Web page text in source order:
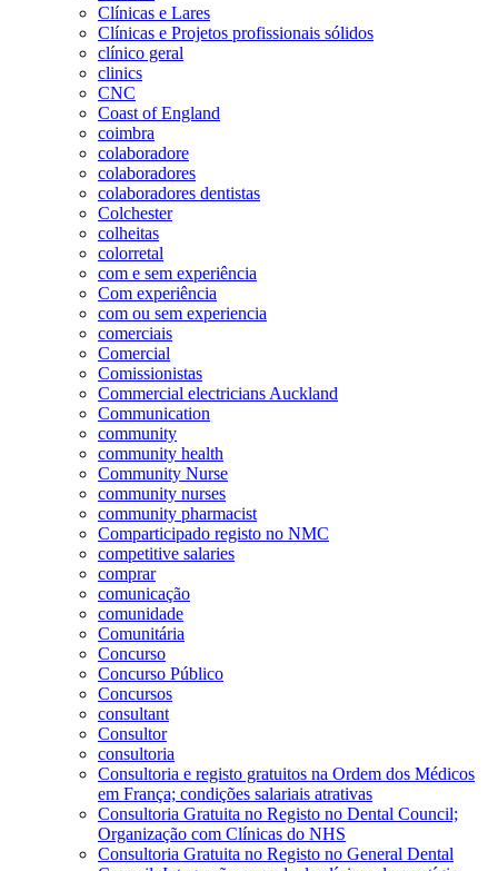
Clínicas e Lares
Clínicas e Projetos profissionais sólidos
clínico geral
clinics
CNC
Coast of England
coimbra
colaboradore
colaboradores
colaboradores dentistas
Colchester
colheitas
colorretal
com e sem experiência
Com experiência
com ou sem experiencia
comerciais
Comercial
Comissionistas
Commercial electricians Auckland
Communication
community
community health
Community Nurse
community nurses
community pharmacist
Comparticipado registo no NMC
competitive salaries
comprar
comunicação
comunidade
Comunitária
Concurso
Concurso Público
Concursos
consultant
Consultor
consultoria
Consultoria e registo gratuitos na Ordem dos Médicos
em França; condições salariais atrativas
Consultoria Gratuita no Registo no Dental Council;
Organização com Clínicas do NHS
Consultoria Gratuita no Registo no General Dental